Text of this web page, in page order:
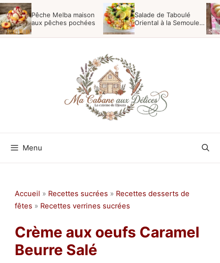
Aller
au
contenu
Pêche Melba maison
aux pêches pochées
Salade de Taboulé
Oriental à la Semoule,
Menu
Accueil » Recettes sucrées » Recettes desserts de
fêtes » Recettes verrines sucrées
Crème aux oeufs Caramel
Beurre Salé